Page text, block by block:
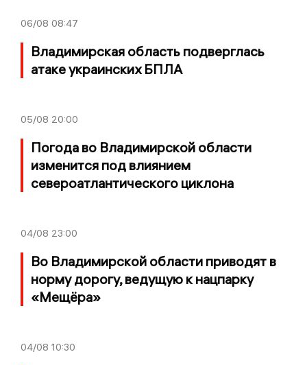
06/08 08:47
Владимирская область подверглась
атаке украинских БПЛА
05/08 20:00
Погода во Владимирской области
изменится под влиянием
североатлантического циклона
04/08 23:00
Во Владимирской области приводят в
норму дорогу, ведущую к нацпарку
«Мещёра»
04/08 10:30